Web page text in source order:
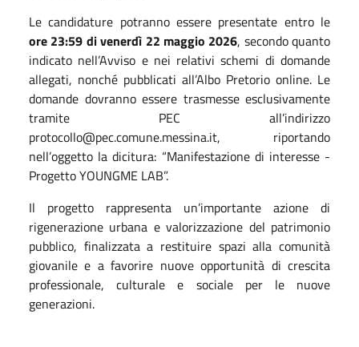
Le candidature potranno essere presentate entro le
ore 23:59 di venerdì 22 maggio 2026, secondo quanto
indicato nell’Avviso e nei relativi schemi di domande
allegati, nonché pubblicati all’Albo Pretorio online. Le
domande dovranno essere trasmesse esclusivamente
tramite PEC all’indirizzo
protocollo@pec.comune.messina.it, riportando
nell’oggetto la dicitura: “Manifestazione di interesse -
Progetto YOUNGME LAB”.
Il progetto rappresenta un’importante azione di
rigenerazione urbana e valorizzazione del patrimonio
pubblico, finalizzata a restituire spazi alla comunità
giovanile e a favorire nuove opportunità di crescita
professionale, culturale e sociale per le nuove
generazioni.